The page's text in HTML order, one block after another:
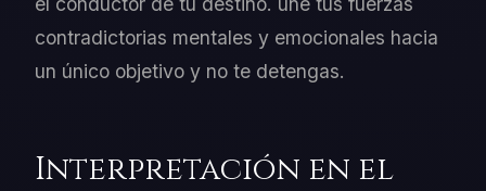
contradictorias mentales y emocionales hacia
un único objetivo y no te detengas.
Interpretación en el